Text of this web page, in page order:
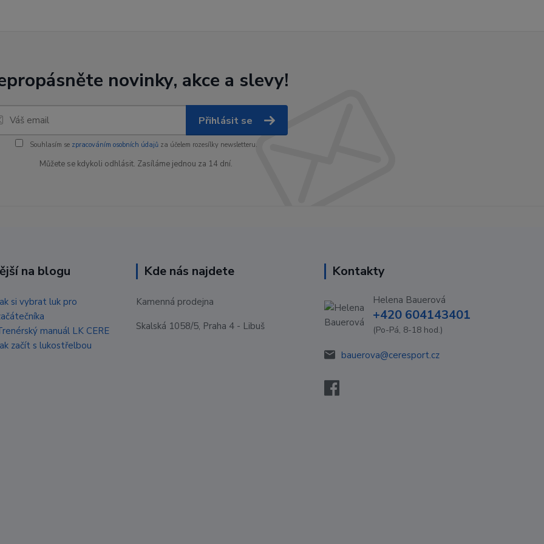
novinky, akce a slevy!
Přihlásit se
Souhlasím se zpracováním osobních údajůza účelem rozesílky newsletteru.
Můžete se kdykoli odhlásit. Zasíláme jednou za 14 dní.
na blogu
si vybrat luk pro
manuál LK CERE
začít s lukostřelbou
Kde nás najdete
Kamenná prodejna
Skalská 1058/5, Praha 4 - Libuš
Kontakty
Helena Bauerová
+420 604143401
(Po-Pá, 8-18 hod.)
bauerova@ceresport.cz